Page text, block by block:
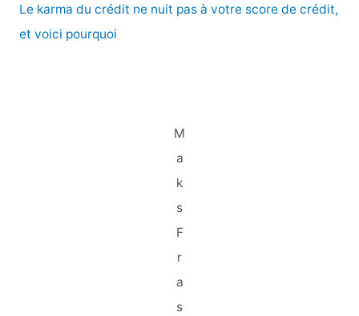
Le karma du crédit ne nuit pas à votre score de crédit,
et voici pourquoi
M
a
k
s
F
r
a
s